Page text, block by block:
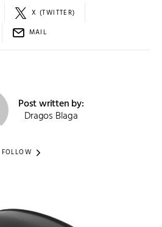
X (TWITTER)
MAIL
Post written by:
Dragos Blaga
FOLLOW